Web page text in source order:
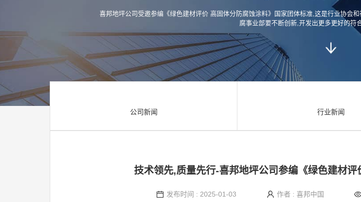
案
联
系
电
话
喜邦地坪公司受邀参编《绿色建材评价 高固体分防腐蚀涂料》国家团体标准,这是行业协会
腐事业部要不断创新,开发出更多更好的符
公司新闻 行业新闻
技术领先,质量先行-喜邦地坪公司参编《绿色建材
发布时间 : 2025-01-03 作者 : 喜邦中国